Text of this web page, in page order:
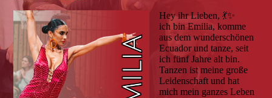
Hey ihr Lieben, 💃✨
ich bin Emilia, komme
aus dem wunderschönen
Ecuador und tanze, seit
ich fünf Jahre alt bin.
Tanzen ist meine große
Leidenschaft und hat
mich mein ganzes Leben